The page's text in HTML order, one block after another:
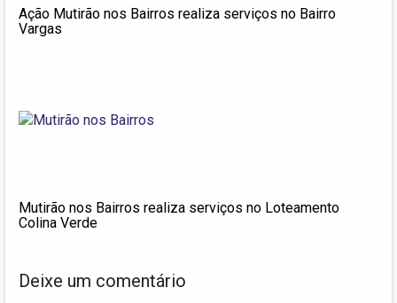
Ação Mutirão nos Bairros realiza serviços no Bairro
Vargas
Mutirão nos Bairros realiza serviços no Loteamento
Colina Verde
Deixe um comentário